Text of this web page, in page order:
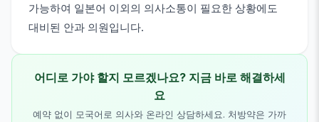
가능하여 일본어 이외의 의사소통이 필요한 상황에도
대비된 안과 의원입니다.
어디로 가야 할지 모르겠나요? 지금 바로 해결하세
요
예약 없이 모국어로 의사와 온라인 상담하세요. 처방약은 가까